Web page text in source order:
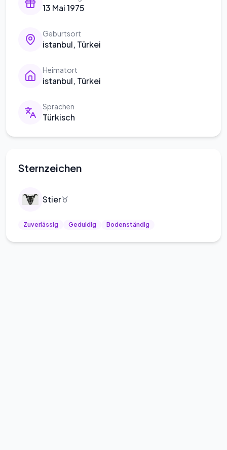
13 Mai 1975
Geburtsort
istanbul, Türkei
Heimatort
istanbul, Türkei
Sprachen
Türkisch
Sternzeichen
Stier♉
Zuverlässig Geduldig Bodenständig